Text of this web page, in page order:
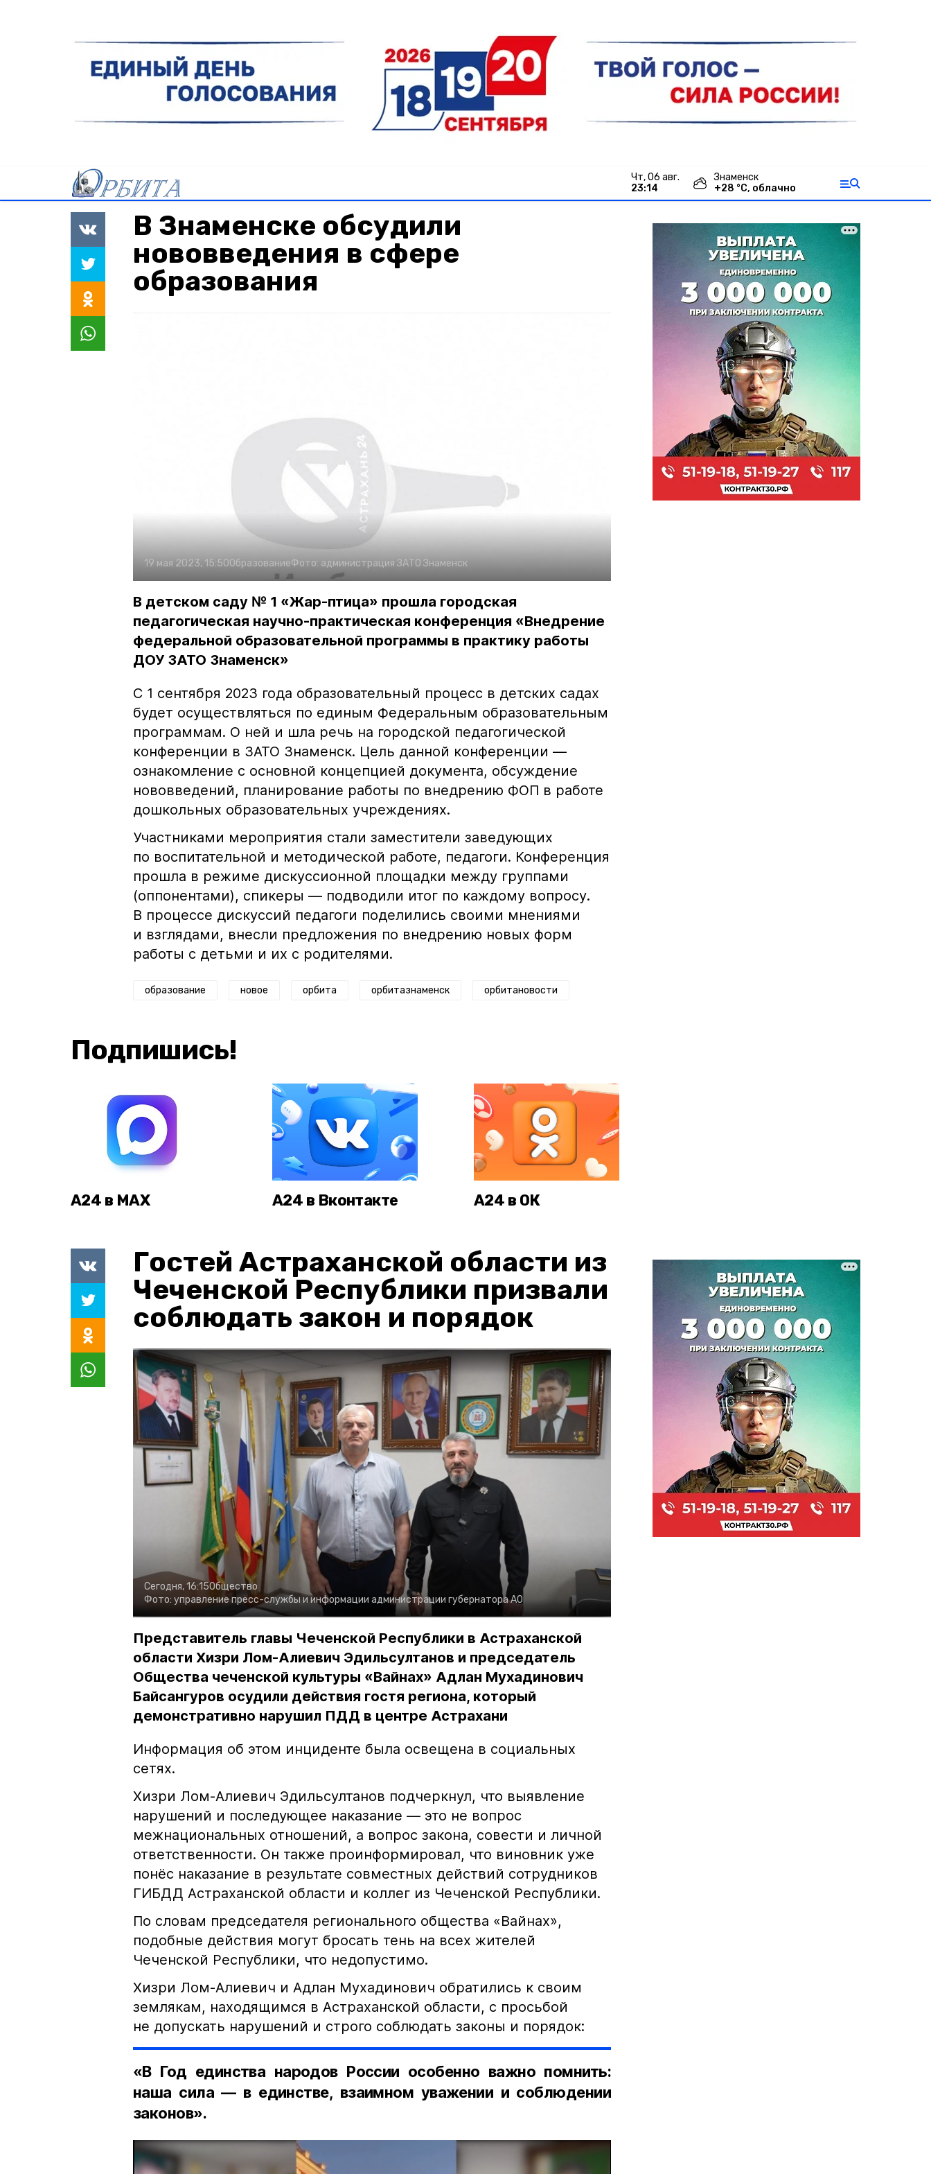
чт, 06 авг.
23:14
Знаменск
+28 °С, облачно
В Знаменске обсудили
нововведения в сфере
образования
19 мая 2023, 15:50ОбразованиеФото: администрация ЗАТО Знаменск
В детском саду № 1 «Жар-птица» прошла городская
педагогическая научно-практическая конференция «Внедрение
федеральной образовательной программы в практику работы
ДОУ ЗАТО Знаменск»
С 1 сентября 2023 года образовательный процесс в детских садах
будет осуществляться по единым Федеральным образовательным
программам. О ней и шла речь на городской педагогической
конференции в ЗАТО Знаменск. Цель данной конференции —
ознакомление с основной концепцией документа, обсуждение
нововведений, планирование работы по внедрению ФОП в работе
дошкольных образовательных учреждениях.
Участниками мероприятия стали заместители заведующих
по воспитательной и методической работе, педагоги. Конференция
прошла в режиме дискуссионной площадки между группами
(оппонентами), спикеры — подводили итог по каждому вопросу.
В процессе дискуссий педагоги поделились своими мнениями
и взглядами, внесли предложения по внедрению новых форм
работы с детьми и их с родителями.
образование новое орбита орбитазнаменск орбитановости
Подпишись!
А24 в MAX А24 в Вконтакте А24 в ОК
Гостей Астраханской области из
Чеченской Республики призвали
соблюдать закон и порядок
Сегодня, 16:15Общество
Фото: управление пресс-службы и информации администрации губернатора АО
Представитель главы Чеченской Республики в Астраханской
области Хизри Лом-Алиевич Эдильсултанов и председатель
Общества чеченской культуры «Вайнах» Адлан Мухадинович
Байсангуров осудили действия гостя региона, который
демонстративно нарушил ПДД в центре Астрахани
Информация об этом инциденте была освещена в социальных
сетях.
Хизри Лом-Алиевич Эдильсултанов подчеркнул, что выявление
нарушений и последующее наказание — это не вопрос
межнациональных отношений, а вопрос закона, совести и личной
ответственности. Он также проинформировал, что виновник уже
понёс наказание в результате совместных действий сотрудников
ГИБДД Астраханской области и коллег из Чеченской Республики.
По словам председателя регионального общества «Вайнах»,
подобные действия могут бросать тень на всех жителей
Чеченской Республики, что недопустимо.
Хизри Лом-Алиевич и Адлан Мухадинович обратились к своим
землякам, находящимся в Астраханской области, с просьбой
не допускать нарушений и строго соблюдать законы и порядок:
«В Год единства народов России особенно важно помнить:
наша сила — в единстве, взаимном уважении и соблюдении
законов».